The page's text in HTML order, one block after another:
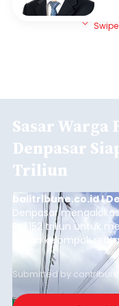
Sasar Warga
Denpasar
Triliun
balitribune.co.id I
Denpasar
Rp1,152 triliun untuk
warga kelompok
garis kemiskinan.
guna menjaga
kelompok desil 5 dan
merosot ke kategori
Submitted by contributor